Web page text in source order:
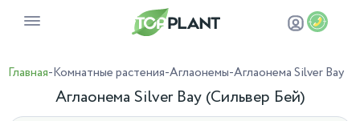
Главная-Комнатные растения-Аглаонемы-Аглаонема Silver Bay
Аглаонема Silver Bay (Сильвер Бей)